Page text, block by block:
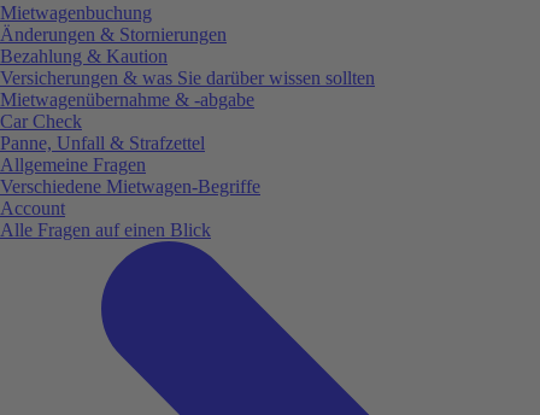
Mietwagenbuchung
Änderungen & Stornierungen
Bezahlung & Kaution
Versicherungen & was Sie darüber wissen sollten
Mietwagenübernahme & -abgabe
Car Check
Panne, Unfall & Strafzettel
Allgemeine Fragen
Verschiedene Mietwagen-Begriffe
Account
Alle Fragen auf einen Blick